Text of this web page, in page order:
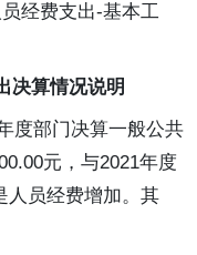
经费支出-基本工
决算情况说明
度部门决算一般公共
元，与2021年度
人员经费增加。其